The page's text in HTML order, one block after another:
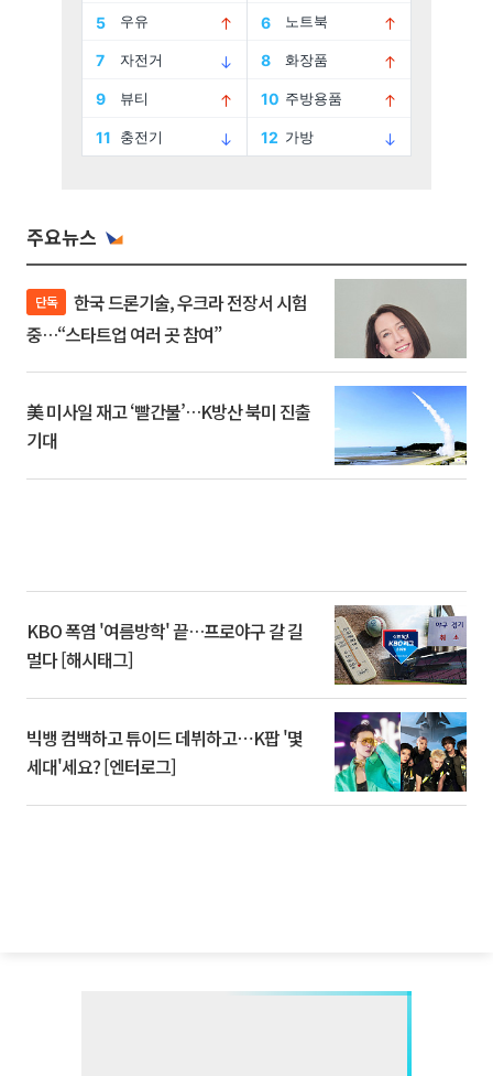
주요뉴스
단독
중…“스타트업 여러 곳 참여”
美 미사일 재고 ‘빨간불’…K방산 북미 진출
기대
KBO 폭염 '여름방학' 끝…프로야구 갈 길
멀다 [해시태그]
빅뱅 컴백하고 튜이드 데뷔하고⋯K팝 '몇
세대'세요? [엔터로그]